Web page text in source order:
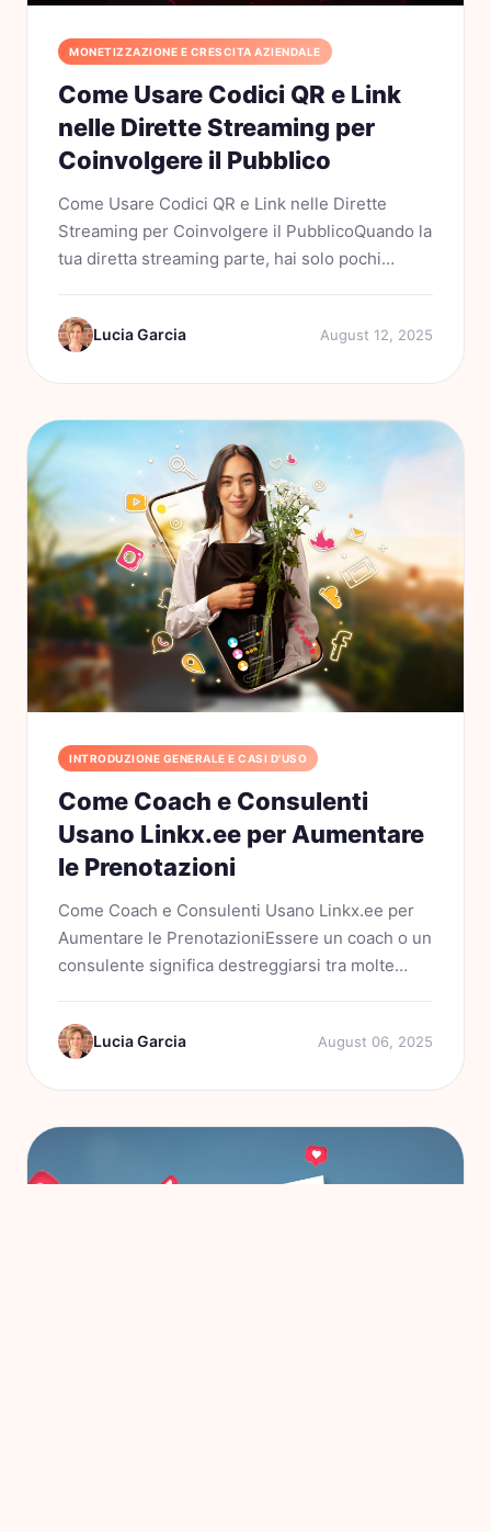
MONETIZZAZIONE E CRESCITA AZIENDALE
Come Usare Codici QR e Link
nelle Dirette Streaming per
Coinvolgere il Pubblico
Come Usare Codici QR e Link nelle Dirette
Streaming per Coinvolgere il PubblicoQuando la
tua diretta streaming parte, hai solo pochi
Gli spettatori scorrono, fanno swipe e dividono
l’attenzione tra...
Lucia Garcia August 12, 2025
INTRODUZIONE GENERALE E CASI D'USO
Come Coach e Consulenti
Usano Linkx.ee per Aumentare
le Prenotazioni
Come Coach e Consulenti Usano Linkx.ee per
Aumentare le PrenotazioniEssere un coach o un
consulente significa destreggiarsi tra molte
loro vita o il loro business, mentre gestisci
anche il tuo....
Lucia Garcia August 06, 2025